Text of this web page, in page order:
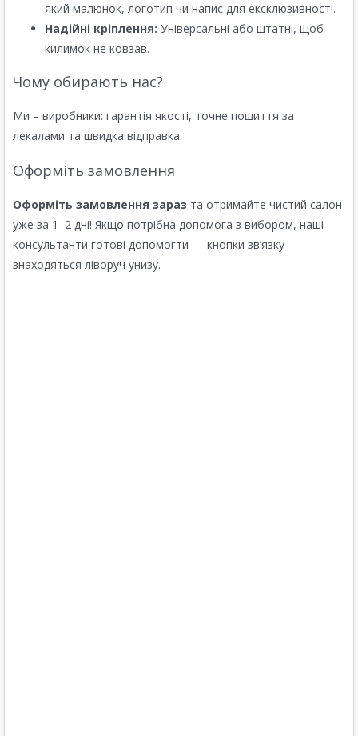
який малюнок, логотип чи напис для ексклюзивності.
Надійні кріплення: Універсальні або штатні, щоб
килимок не ковзав.
Чому обирають нас?
Ми – виробники: гарантія якості, точне пошиття за
лекалами та швидка відправка.
Оформіть замовлення
Оформіть замовлення зараз та отримайте чистий салон
уже за 1–2 дні! Якщо потрібна допомога з вибором, наші
консультанти готові допомогти — кнопки зв’язку
знаходяться ліворуч унизу.